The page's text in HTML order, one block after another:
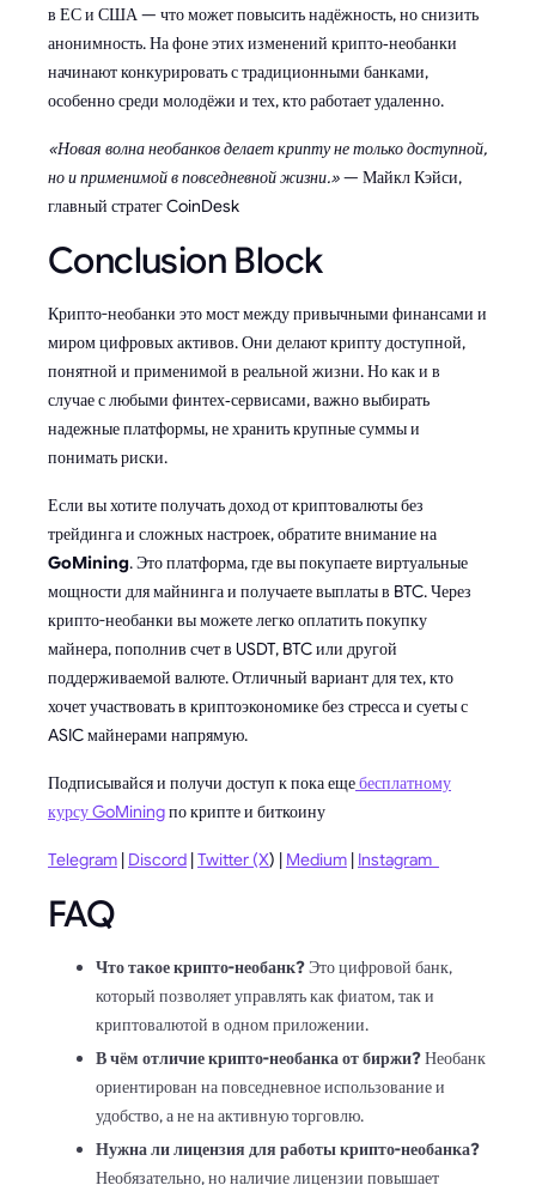
в ЕС и США — что может повысить надёжность, но снизить
анонимность. На фоне этих изменений крипто‑необанки
начинают конкурировать с традиционными банками,
особенно среди молодёжи и тех, кто работает удаленно.
«Новая волна необанков делает крипту не только доступной,
но и применимой в повседневной жизни.»— Майкл Кэйси,
главный стратег CoinDesk
Conclusion Block
Крипто-необанки это мост между привычными финансами и
миром цифровых активов. Они делают крипту доступной,
понятной и применимой в реальной жизни. Но как и в
случае с любыми финтех‑сервисами, важно выбирать
надежные платформы, не хранить крупные суммы и
понимать риски.
Если вы хотите получать доход от криптовалюты без
трейдинга и сложных настроек, обратите внимание на
GoMining. Это платформа, где вы покупаете виртуальные
мощности для майнинга и получаете выплаты в BTC. Через
крипто-необанки вы можете легко оплатить покупку
майнера, пополнив счет в USDT, BTC или другой
поддерживаемой валюте. Отличный вариант для тех, кто
хочет участвовать в криптоэкономике без стресса и суеты с
ASIC майнерами напрямую.
Подписывайся и получи доступ к пока ещебесплатному
курсу GoMiningпо крипте и биткоину
Telegram Discord Twitter (X) | Medium Instagram
FAQ
Что такое крипто-необанк?Это цифровой банк,
который позволяет управлять как фиатом, так и
криптовалютой в одном приложении.
В чём отличие крипто-необанка от биржи?Необанк
ориентирован на повседневное использование и
удобство, а не на активную торговлю.
Нужна ли лицензия для работы крипто-необанка?
Необязательно, но наличие лицензии повышает